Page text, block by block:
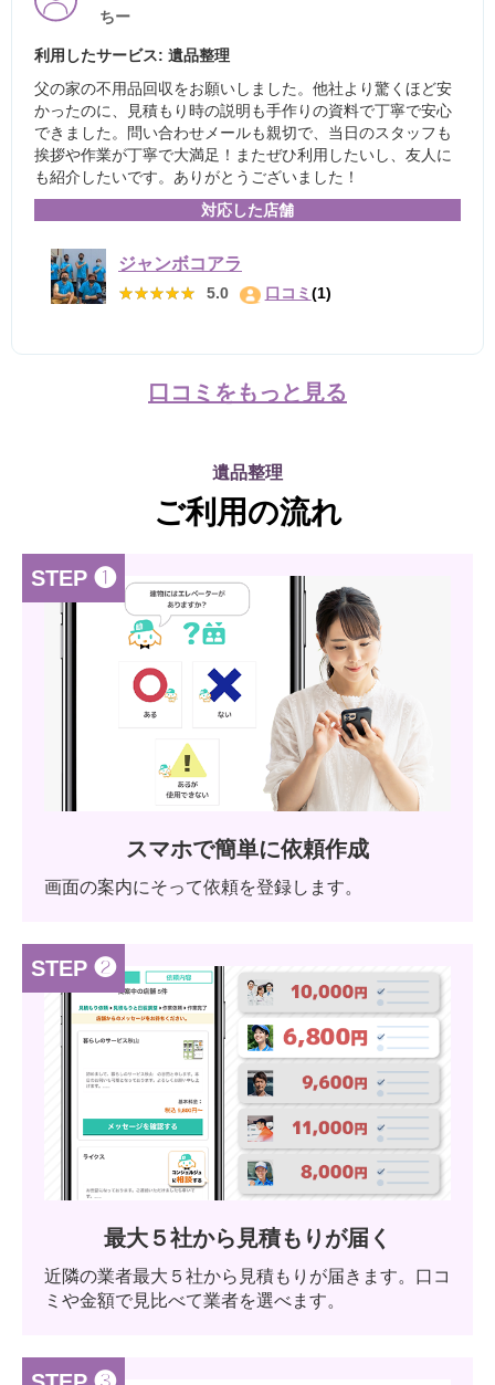
ちー
利用したサービス: 遺品整理
父の家の不用品回収をお願いしました。他社より驚くほど安
かったのに、見積もり時の説明も手作りの資料で丁寧で安心
できました。問い合わせメールも親切で、当日のスタッフも
挨拶や作業が丁寧で大満足！またぜひ利用したいし、友人に
も紹介したいです。ありがとうございました！
対応した店舗
ジャンボコアラ
★★★★★
★★★★★ 5.0 口コミ(1)
口コミをもっと見る
遺品整理
ご利用の流れ
STEP ❶
スマホで簡単に依頼作成
画面の案内にそって依頼を登録します。
STEP ❷
最大５社から見積もりが届く
近隣の業者最大５社から見積もりが届きます。口コ
ミや金額で見比べて業者を選べます。